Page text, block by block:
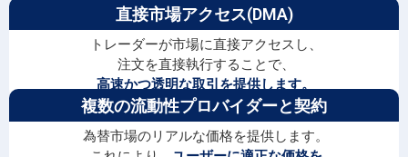
直接市場アクセス(DMA)
トレーダーが市場に直接アクセスし、
注文を直接執行することで、
高速かつ透明な取引を提供します。
複数の流動性プロバイダーと契約
為替市場のリアルな価格を提供します。